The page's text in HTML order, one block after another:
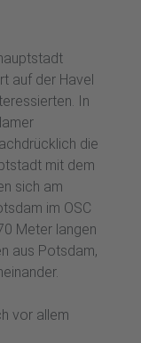
auf der Havel
In
die
mit dem
sich am
im OSC
Meter langen
aus Potsdam,
vor allem